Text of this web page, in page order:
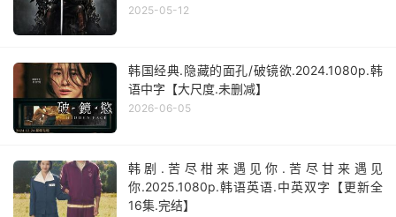
2025-05-12
韩国经典.隐藏的面孔/破镜欲.2024.1080p.韩
语中字【大尺度.未删减】
2026-06-05
韩剧.苦尽柑来遇见你.苦尽甘来遇见
你.2025.1080p.韩语英语.中英双字【更新全
16集.完结】